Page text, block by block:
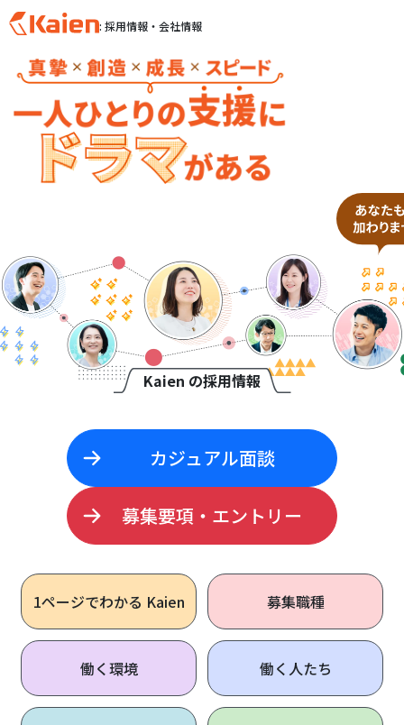
e
n
: 採用情報・会社情報
Kaien の採用情報
カジュアル面談
募集要項・エントリー
1ページでわかる Kaien 募集職種
働く環境 働く人たち